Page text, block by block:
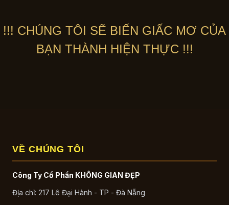
!!! CHÚNG TÔI SẼ BIẾN GIẤC MƠ CỦA
BẠN THÀNH HIỆN THỰC !!!
VỀ CHÚNG TÔI
Công Ty Cổ Phần KHÔNG GIAN ĐẸP
Địa chỉ: 217 Lê Đại Hành - TP - Đà Nẵng